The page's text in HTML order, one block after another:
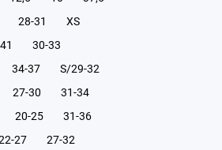
28-31
XS
30-33
34-37
S/29-32
27-30
31-34
20-25
31-36
27
27-32